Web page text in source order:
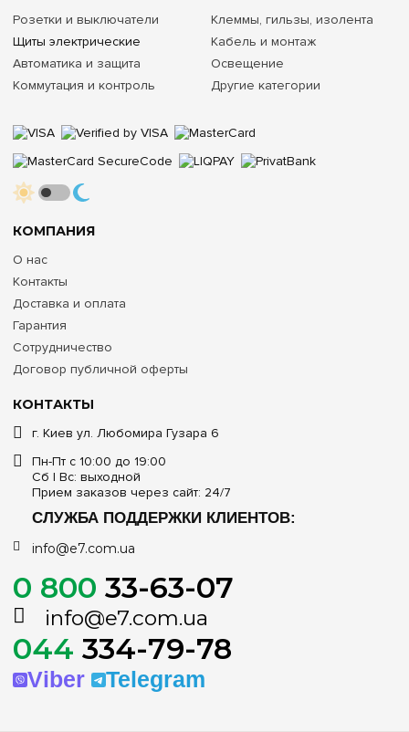
КОНТАКТЫ
г. Киев ул. Любомира Гузара 6
Пн-Пт с 10:00 до 19:00
Сб | Вс: выходной
Прием заказов через сайт: 24/7
СЛУЖБА ПОДДЕРЖКИ КЛИЕНТОВ:
info@e7.com.ua
0 800 33-63-07
info@e7.com.ua
044 334-79-78
Viber Telegram
КОМПАНИЯ
О нас
Контакты
Доставка и оплата
Гарантия
Сотрудничество
Договор публичной оферты
Розетки и выключатели
Щиты электрические
Автоматика и защита
Коммутация и контроль
Клеммы, гильзы, изолента
Кабель и монтаж
Освещение
Другие категории